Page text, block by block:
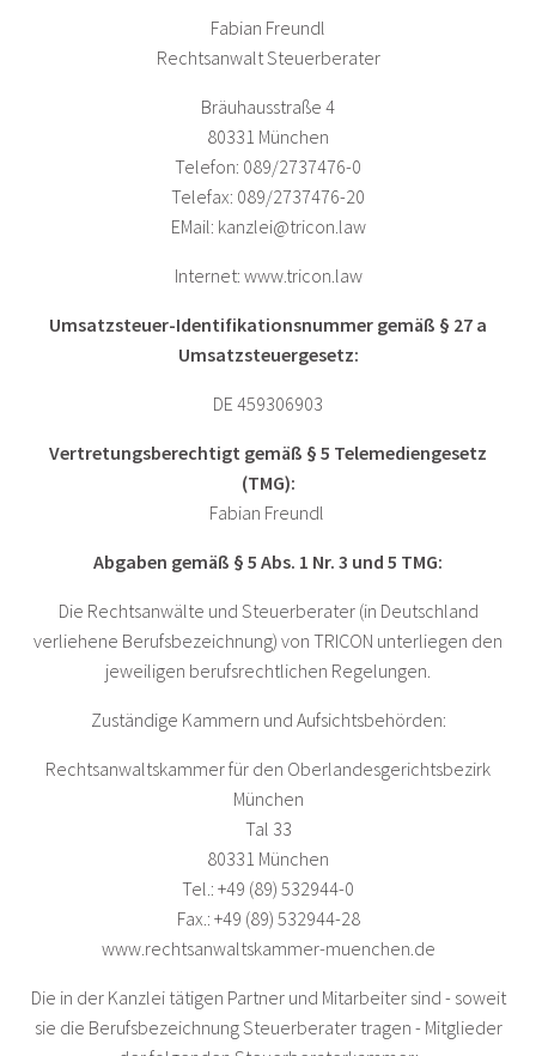
Fabian Freundl
Rechtsanwalt Steuerberater
Bräuhausstraße 4
80331 München
Telefon: 089/2737476-0
Telefax: 089/2737476-20
EMail: kanzlei@tricon.law
Internet: www.tricon.law
Umsatzsteuer-Identifikationsnummer gemäß § 27 a
Umsatzsteuergesetz:
DE 459306903
Vertretungsberechtigt gemäß § 5 Telemediengesetz
(TMG):
Fabian Freundl
Abgaben gemäß § 5 Abs. 1 Nr. 3 und 5 TMG:
Die Rechtsanwälte und Steuerberater (in Deutschland
verliehene Berufsbezeichnung) von TRICON unterliegen den
jeweiligen berufsrechtlichen Regelungen.
Zuständige Kammern und Aufsichtsbehörden:
Rechtsanwaltskammer für den Oberlandesgerichtsbezirk
München
Tal 33
80331 München
Tel.: +49 (89) 532944-0
Fax.: +49 (89) 532944-28
www.rechtsanwaltskammer-muenchen.de
Die in der Kanzlei tätigen Partner und Mitarbeiter sind - soweit
sie die Berufsbezeichnung Steuerberater tragen - Mitglieder